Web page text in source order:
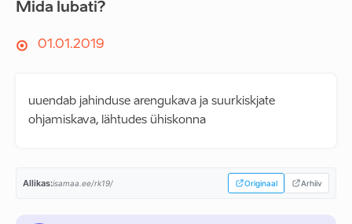
Mida lubati?
01.01.2019
uuendab jahinduse arengukava ja suurkiskjate
ohjamiskava, lähtudes ühiskonna
Allikas:isamaa.ee/rk19/ Originaal Arhiiv